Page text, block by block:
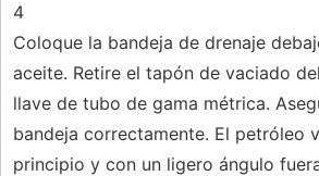
4
Coloque la bandeja de drenaje
aceite. Retire el tapón de vaciado
llave de tubo de gama métrica.
bandeja correctamente. El petróleo
principio y con un ligero ángulo